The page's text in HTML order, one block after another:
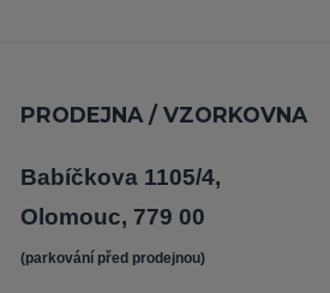
PRODEJNA / VZORKOVNA
Babíčkova 1105/4,
Olomouc, 779 00
(parkování před prodejnou)